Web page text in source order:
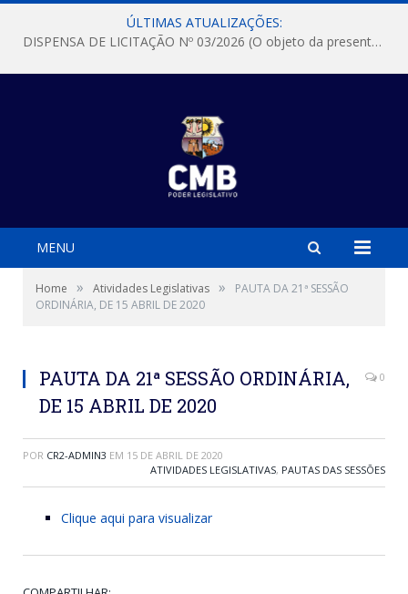
ÚLTIMAS ATUALIZAÇÕES:
DISPENSA DE LICITAÇÃO Nº 03/2026 (O objeto da presente dispensa é a escolha da proposta mais vantajosa para a aquisição, de aparelhos de ar condicionado, tipo Split, com material de instalação e fogão industrial, conforme condições, quantidades e exigências estabelecidas no termo de referencia e neste aviso de contratação direta e seus anexos)
MENU
Home » Atividades Legislativas »
PAUTA DA 21ª SESSÃO
ORDINÁRIA, DE 15 ABRIL DE 2020
PAUTA DA 21ª SESSÃO ORDINÁRIA,
DE 15 ABRIL DE 2020
0
POR CR2-ADMIN3 EM 15 DE ABRIL DE 2020
ATIVIDADES LEGISLATIVAS, PAUTAS DAS SESSÕES
Clique aqui para visualizar